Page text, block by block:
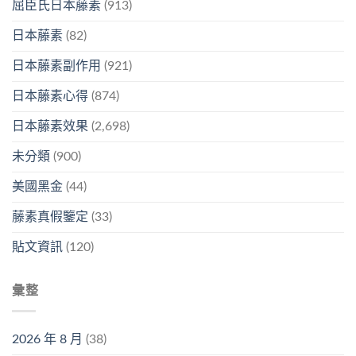
屈臣氏日本藤素 (913)
日本藤素 (82)
日本藤素副作用 (921)
日本藤素心得 (874)
日本藤素效果 (2,698)
未分類 (900)
美國黑金 (44)
藤素真假鑒定 (33)
貼文資訊 (120)
彙整
2026 年 8 月 (38)